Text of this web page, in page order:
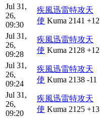
Jul 31,
26,
09:30
疾風迅雷特攻天
使 Kuma 2141 +12
Jul 31,
26,
09:28
疾風迅雷特攻天
使 Kuma 2128 +12
Jul 31,
26,
09:24
疾風迅雷特攻天
使 Kuma 2138 -11
Jul 31,
26,
09:20
疾風迅雷特攻天
使 Kuma 2125 +13